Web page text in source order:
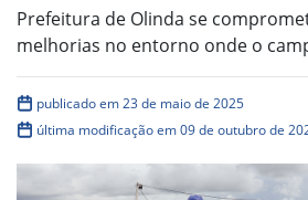
Prefeitura de Olinda se
melhorias no entorno onde o
publicado em 23 de maio de 2025
última modificação em 09 de outubro de